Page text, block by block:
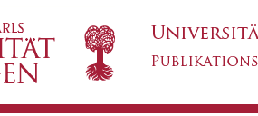
(1603-1868)